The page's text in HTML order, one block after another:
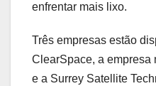
enfrentar mais lixo.
Três empresas estão
ClearSpace, a empresa
e a Surrey Satellite